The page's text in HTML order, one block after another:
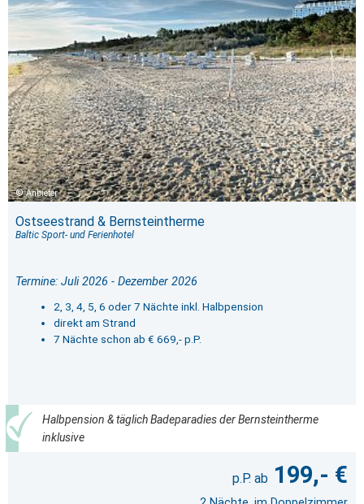
Anbieter
Ostseestrand & Bernsteintherme
Baltic Sport- und Ferienhotel
Termine: Juli 2026 - Dezember 2026
2, 3, 4, 5, 6 oder 7 Nächte inkl. Halbpension
direkt am Strand
7 Nächte schon ab € 669,- p.P.
Halbpension & täglich Badeparadies der Bernsteintherme
inklusive
199,- €